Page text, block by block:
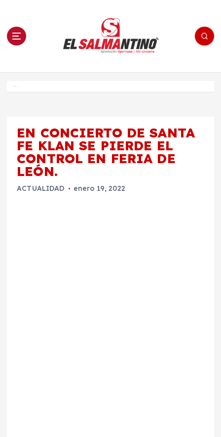
n El Salmantino - medios/noticias/editorial
EN CONCIERTO DE SANTA
FE KLAN SE PIERDE EL
CONTROL EN FERIA DE
LEÓN.
ACTUALIDAD enero 19, 2022